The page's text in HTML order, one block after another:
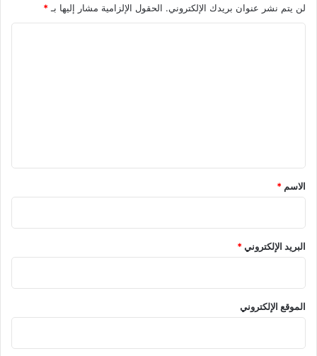
لن يتم نشر عنوان بريدك الإلكتروني. الحقول الإلزامية مشار إليها بـ *
*
الاسم *
البريد الإلكتروني*
الموقع الإلكتروني